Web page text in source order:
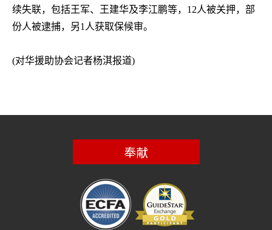
续失联，包括王军、王建华及李江鹏等， 12人被关押，部
份人被逮捕，另1 人获取保候审。
(对华援助协会记者杨淇报道)
奉献